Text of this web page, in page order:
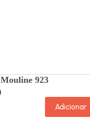
923
Adicionar